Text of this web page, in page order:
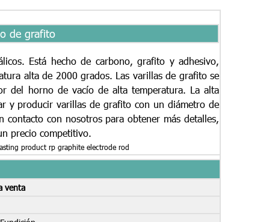
de grafito
Está hecho de carbono, grafito y adhesivo,
alta de 2000 grados. Las varillas de grafito se
del horno de vacío de alta temperatura. La alta
y producir varillas de grafito con un diámetro de
con nosotros para obtener más detalles,
precio competitivo.
venta